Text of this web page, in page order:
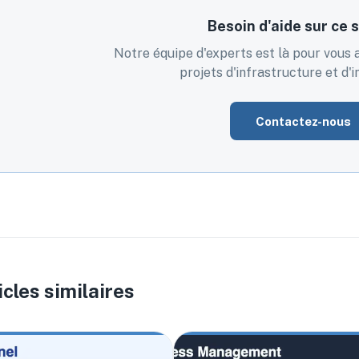
Besoin d'aide sur ce
Notre équipe d'experts est là pour vous
projets d'infrastructure et
Contactez-nous
similaires